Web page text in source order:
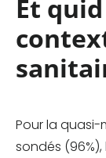
Et
Pour la
sondés